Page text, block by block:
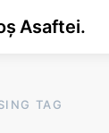
Asaftei.
TAG